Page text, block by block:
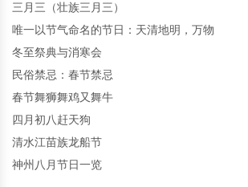
三月三（壮族三月三）
唯一以节气命名的节日：天清地明，万物
冬至祭典与消寒会
民俗禁忌：春节禁忌
春节舞狮舞鸡又舞牛
四月初八赶天狗
清水江苗族龙船节
神州八月节日一览